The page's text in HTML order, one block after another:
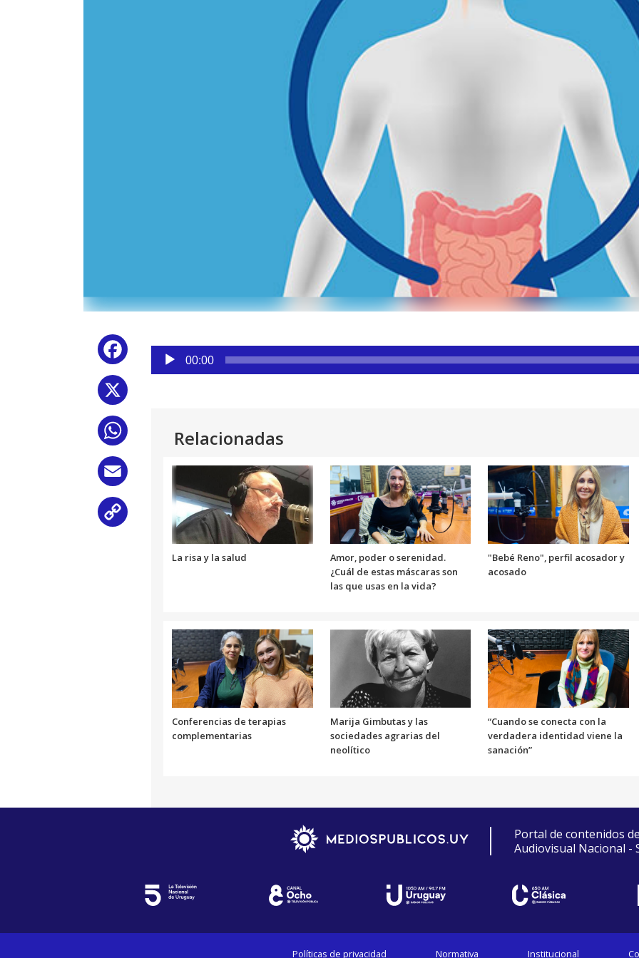
Facebook
WhatsApp
Reproductor
audio
00:00
Relacionadas
La risa y la salud
Amor, poder o serenidad.
¿Cuál de estas máscaras son
las que usas en la vida?
"Bebé Reno", perfil acosador y
acosado
Conferencias de terapias
complementarias
Marija Gimbutas y las
sociedades agrarias del
neolítico
“Cuando se conecta con la
verdadera identidad viene la
sanación”
Portal de contenidos
Audiovisual Nacional -
Políticas de privacidad Normativa Institucional